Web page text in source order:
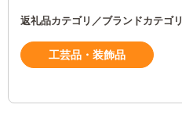
返礼品カテゴリ／ブランドカテゴリ
工芸品・装飾品